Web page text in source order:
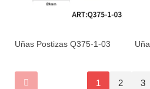
Uñas Postizas Q375-1-03
1 2 3